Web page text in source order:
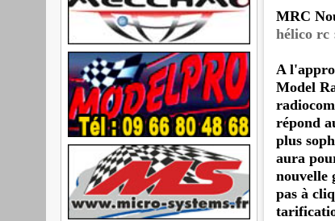
MRC
hélico rc
A
Model
répond
plus
aura
nouvelle
pas à